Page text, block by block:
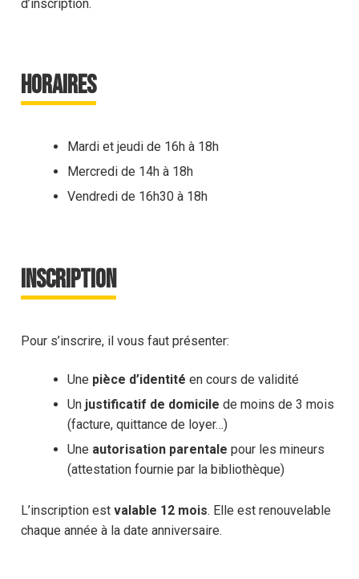
d’inscription.
HORAIRES
Mardi et jeudi de 16h à 18h
Mercredi de 14h à 18h
Vendredi de 16h30 à 18h
INSCRIPTION
Pour s’inscrire, il vous faut présenter:
Une pièce d’identité en cours de validité
Un justificatif de domicile de moins de 3 mois
(facture, quittance de loyer…)
Une autorisation parentale pour les mineurs
(attestation fournie par la bibliothèque)
L’inscription est valable 12 mois. Elle est renouvelable
chaque année à la date anniversaire.